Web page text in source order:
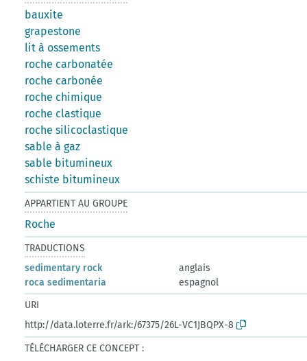
bauxite
grapestone
lit à ossements
roche carbonatée
roche carbonée
roche chimique
roche clastique
roche silicoclastique
sable à gaz
sable bitumineux
schiste bitumineux
APPARTIENT AU GROUPE
Roche
TRADUCTIONS
sedimentary rock
anglais
roca sedimentaria
espagnol
URI
http://data.loterre.fr/ark:/67375/26L-VC1JBQPX-8
TÉLÉCHARGER CE CONCEPT :